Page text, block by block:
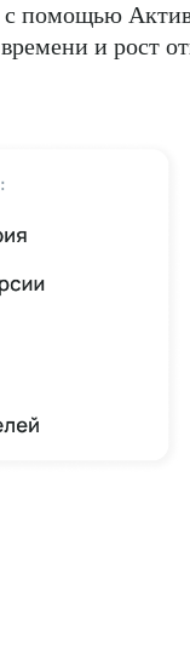
помощью
и рост